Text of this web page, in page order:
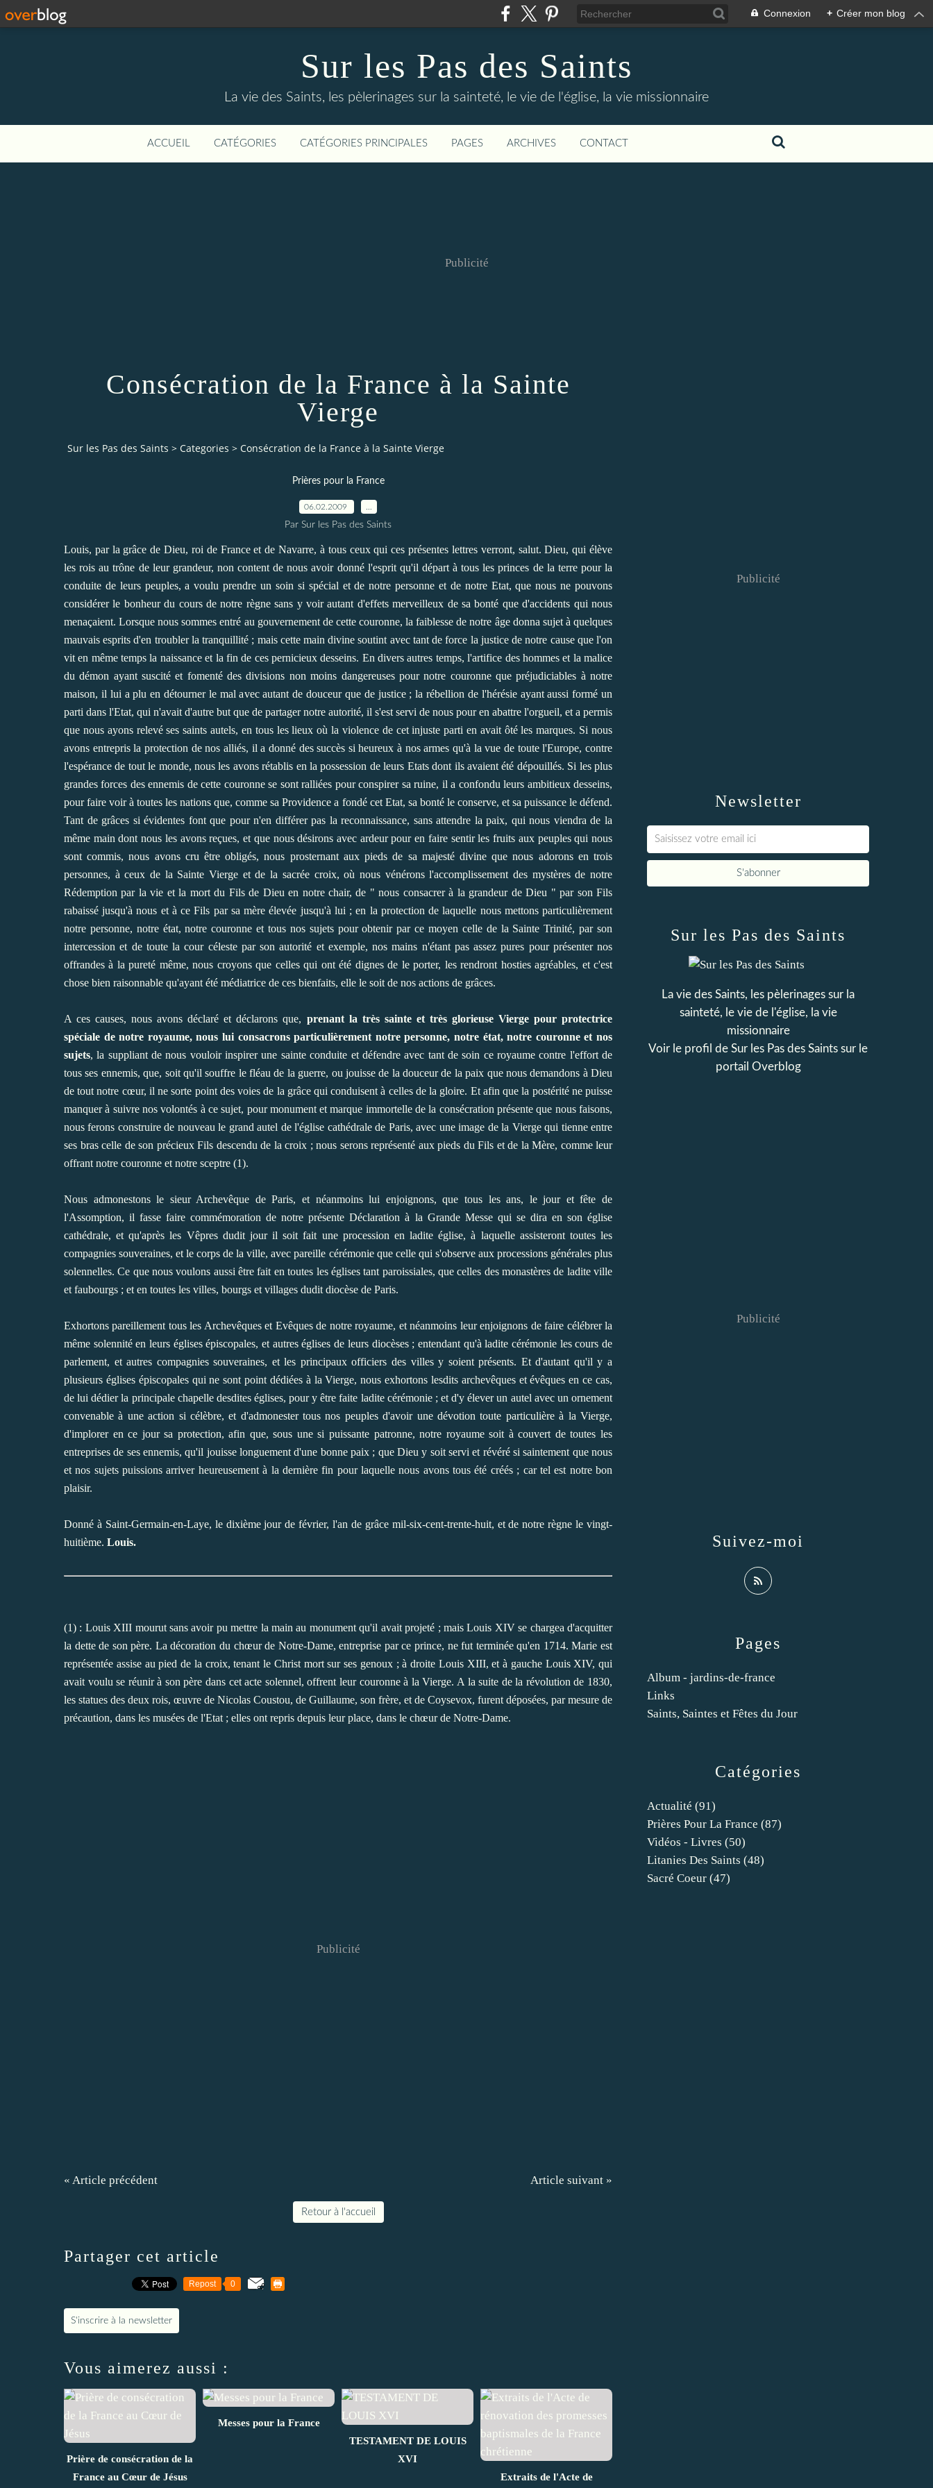
Connexion + Créer mon blog
Sur les Pas des Saints
La vie des Saints, les pèlerinages sur la sainteté, le vie de l'église, la vie missionnaire
ACCUEIL CATÉGORIES CATÉGORIES PRINCIPALES PAGES ARCHIVES CONTACT
Publicité
Consécration de la France à la Sainte
Vierge
Sur les Pas des Saints > Categories > Consécration de la France à la Sainte Vierge
Prières pour la France
06.02.2009
Par Sur les Pas des Saints
Louis, par la grâce de Dieu, roi de France et de Navarre, à tous ceux qui ces présentes lettres verront, salut. Dieu, qui élève
les rois au trône de leur grandeur, non content de nous avoir donné l'esprit qu'il départ à tous les princes de la terre pour la
conduite de leurs peuples, a voulu prendre un soin si spécial et de notre personne et de notre Etat, que nous ne pouvons
considérer le bonheur du cours de notre règne sans y voir autant d'effets merveilleux de sa bonté que d'accidents qui nous
menaçaient. Lorsque nous sommes entré au gouvernement de cette couronne, la faiblesse de notre âge donna sujet à quelques
mauvais esprits d'en troubler la tranquillité ; mais cette main divine soutint avec tant de force la justice de notre cause que l'on
vit en même temps la naissance et la fin de ces pernicieux desseins. En divers autres temps, l'artifice des hommes et la malice
du démon ayant suscité et fomenté des divisions non moins dangereuses pour notre couronne que préjudiciables à notre
maison, il lui a plu en détourner le mal avec autant de douceur que de justice ; la rébellion de l'hérésie ayant aussi formé un
parti dans l'Etat, qui n'avait d'autre but que de partager notre autorité, il s'est servi de nous pour en abattre l'orgueil, et a permis
que nous ayons relevé ses saints autels, en tous les lieux où la violence de cet injuste parti en avait ôté les marques. Si nous
avons entrepris la protection de nos alliés, il a donné des succès si heureux à nos armes qu'à la vue de toute l'Europe, contre
l'espérance de tout le monde, nous les avons rétablis en la possession de leurs Etats dont ils avaient été dépouillés. Si les plus
grandes forces des ennemis de cette couronne se sont ralliées pour conspirer sa ruine, il a confondu leurs ambitieux desseins,
pour faire voir à toutes les nations que, comme sa Providence a fondé cet Etat, sa bonté le conserve, et sa puissance le défend.
Tant de grâces si évidentes font que pour n'en différer pas la reconnaissance, sans attendre la paix, qui nous viendra de la
même main dont nous les avons reçues, et que nous désirons avec ardeur pour en faire sentir les fruits aux peuples qui nous
sont commis, nous avons cru être obligés, nous prosternant aux pieds de sa majesté divine que nous adorons en trois
personnes, à ceux de la Sainte Vierge et de la sacrée croix, où nous vénérons l'accomplissement des mystères de notre
Rédemption par la vie et la mort du Fils de Dieu en notre chair, de " nous consacrer à la grandeur de Dieu " par son Fils
rabaissé jusqu'à nous et à ce Fils par sa mère élevée jusqu'à lui ; en la protection de laquelle nous mettons particulièrement
notre personne, notre état, notre couronne et tous nos sujets pour obtenir par ce moyen celle de la Sainte Trinité, par son
intercession et de toute la cour céleste par son autorité et exemple, nos mains n'étant pas assez pures pour présenter nos
offrandes à la pureté même, nous croyons que celles qui ont été dignes de le porter, les rendront hosties agréables, et c'est
chose bien raisonnable qu'ayant été médiatrice de ces bienfaits, elle le soit de nos actions de grâces.
A ces causes, nous avons déclaré et déclarons que, prenant la très sainte et très glorieuse Vierge pour protectrice
spéciale de notre royaume, nous lui consacrons particulièrement notre personne, notre état, notre couronne et nos
sujets, la suppliant de nous vouloir inspirer une sainte conduite et défendre avec tant de soin ce royaume contre l'effort de
tous ses ennemis, que, soit qu'il souffre le fléau de la guerre, ou jouisse de la douceur de la paix que nous demandons à Dieu
de tout notre cœur, il ne sorte point des voies de la grâce qui conduisent à celles de la gloire. Et afin que la postérité ne puisse
manquer à suivre nos volontés à ce sujet, pour monument et marque immortelle de la consécration présente que nous faisons,
nous ferons construire de nouveau le grand autel de l'église cathédrale de Paris, avec une image de la Vierge qui tienne entre
ses bras celle de son précieux Fils descendu de la croix ; nous serons représenté aux pieds du Fils et de la Mère, comme leur
offrant notre couronne et notre sceptre (1).
Nous admonestons le sieur Archevêque de Paris, et néanmoins lui enjoignons, que tous les ans, le jour et fête de
l'Assomption, il fasse faire commémoration de notre présente Déclaration à la Grande Messe qui se dira en son église
cathédrale, et qu'après les Vêpres dudit jour il soit fait une procession en ladite église, à laquelle assisteront toutes les
compagnies souveraines, et le corps de la ville, avec pareille cérémonie que celle qui s'observe aux processions générales plus
solennelles. Ce que nous voulons aussi être fait en toutes les églises tant paroissiales, que celles des monastères de ladite ville
et faubourgs ; et en toutes les villes, bourgs et villages dudit diocèse de Paris.
Exhortons pareillement tous les Archevêques et Evêques de notre royaume, et néanmoins leur enjoignons de faire célébrer la
même solennité en leurs églises épiscopales, et autres églises de leurs diocèses ; entendant qu'à ladite cérémonie les cours de
parlement, et autres compagnies souveraines, et les principaux officiers des villes y soient présents. Et d'autant qu'il y a
plusieurs églises épiscopales qui ne sont point dédiées à la Vierge, nous exhortons lesdits archevêques et évêques en ce cas,
de lui dédier la principale chapelle desdites églises, pour y être faite ladite cérémonie ; et d'y élever un autel avec un ornement
convenable à une action si célèbre, et d'admonester tous nos peuples d'avoir une dévotion toute particulière à la Vierge,
d'implorer en ce jour sa protection, afin que, sous une si puissante patronne, notre royaume soit à couvert de toutes les
entreprises de ses ennemis, qu'il jouisse longuement d'une bonne paix ; que Dieu y soit servi et révéré si saintement que nous
et nos sujets puissions arriver heureusement à la dernière fin pour laquelle nous avons tous été créés ; car tel est notre bon
plaisir.
Donné à Saint-Germain-en-Laye, le dixième jour de février, l'an de grâce mil-six-cent-trente-huit, et de notre règne le vingt-
huitième. Louis.
(1) : Louis XIII mourut sans avoir pu mettre la main au monument qu'il avait projeté ; mais Louis XIV se chargea d'acquitter
la dette de son père. La décoration du chœur de Notre-Dame, entreprise par ce prince, ne fut terminée qu'en 1714. Marie est
représentée assise au pied de la croix, tenant le Christ mort sur ses genoux ; à droite Louis XIII, et à gauche Louis XIV, qui
avait voulu se réunir à son père dans cet acte solennel, offrent leur couronne à la Vierge. A la suite de la révolution de 1830,
les statues des deux rois, œuvre de Nicolas Coustou, de Guillaume, son frère, et de Coysevox, furent déposées, par mesure de
précaution, dans les musées de l'Etat ; elles ont repris depuis leur place, dans le chœur de Notre-Dame.
Publicité
« Article précédent Article suivant »
Retour à l'accueil
Partager cet article
Repost 0
S'inscrire à la newsletter
Vous aimerez aussi :
Prière de consécration de la
France au Cœur de Jésus
Messes pour la France
TESTAMENT DE LOUIS
XVI
Extraits de l'Acte de
Newsletter
Publicité
Catégories
Actualité (91)
Prières Pour La France (87)
Vidéos - Livres (50)
Litanies Des Saints (48)
Sacré Coeur (47)
Pages
Album - jardins-de-france
Links
Saints, Saintes et Fêtes du Jour
Sur les Pas des Saints
La vie des Saints, les pèlerinages sur la
sainteté, le vie de l'église, la vie
missionnaire
Voir le profil de Sur les Pas des Saints sur le
portail Overblog
Suivez-moi
Publicité